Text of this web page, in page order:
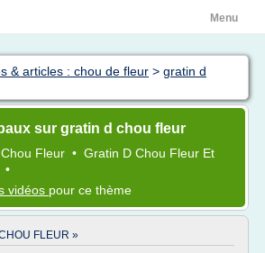
Menu
& articles : chou de fleur > gratin d
sur gratin d chou fleur
Chou Fleur • Gratin D Chou Fleur Et
•
vidéos pour ce thème
FLEUR »